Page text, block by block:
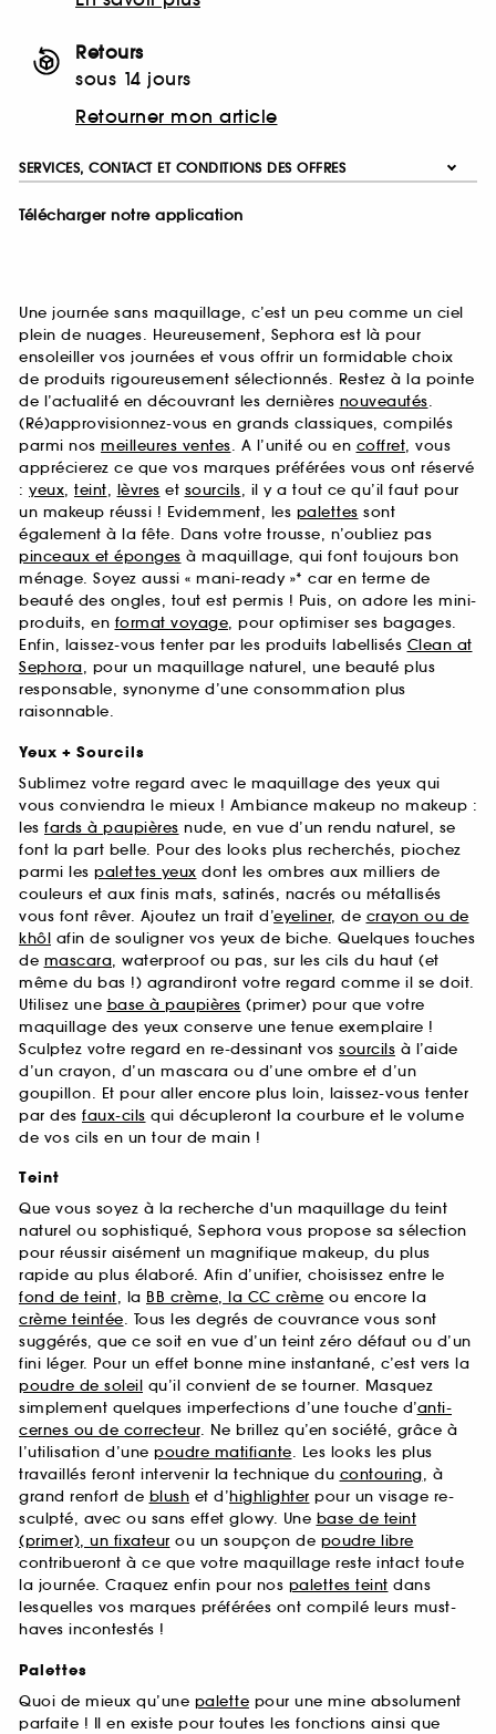
Retours
sous 14 jours
Retourner mon article
SERVICES, CONTACT ET CONDITIONS DES OFFRES
Télécharger notre application
Une journée sans maquillage, c’est un peu comme un ciel
plein de nuages. Heureusement, Sephora est là pour
ensoleiller vos journées et vous offrir un formidable choix
de produits rigoureusement sélectionnés. Restez à la pointe
de l’actualité en découvrant les dernières nouveautés.
(Ré)approvisionnez-vous en grands classiques, compilés
parmi nos meilleures ventes. A l’unité ou en coffret, vous
apprécierez ce que vos marques préférées vous ont réservé
: yeux, teint, lèvres et sourcils, il y a tout ce qu’il faut pour
un makeup réussi ! Evidemment, les palettes sont
également à la fête. Dans votre trousse, n’oubliez pas
pinceaux et éponges à maquillage, qui font toujours bon
ménage. Soyez aussi « mani-ready »* car en terme de
beauté des ongles, tout est permis ! Puis, on adore les mini-
produits, en format voyage, pour optimiser ses bagages.
Enfin, laissez-vous tenter par les produits labellisés Clean at
Sephora, pour un maquillage naturel, une beauté plus
responsable, synonyme d’une consommation plus
raisonnable.
Yeux + Sourcils
Sublimez votre regard avec le maquillage des yeux qui
vous conviendra le mieux ! Ambiance makeup no makeup :
les fards à paupières nude, en vue d’un rendu naturel, se
font la part belle. Pour des looks plus recherchés, piochez
parmi les palettes yeux dont les ombres aux milliers de
couleurs et aux finis mats, satinés, nacrés ou métallisés
vous font rêver. Ajoutez un trait d’eyeliner, de crayon ou de
khôl afin de souligner vos yeux de biche. Quelques touches
de mascara, waterproof ou pas, sur les cils du haut (et
même du bas !) agrandiront votre regard comme il se doit.
Utilisez une base à paupières (primer) pour que votre
maquillage des yeux conserve une tenue exemplaire !
Sculptez votre regard en re-dessinant vos sourcils à l’aide
d’un crayon, d’un mascara ou d’une ombre et d’un
goupillon. Et pour aller encore plus loin, laissez-vous tenter
par des faux-cils qui décupleront la courbure et le volume
de vos cils en un tour de main !
Teint
Que vous soyez à la recherche d'un maquillage du teint
naturel ou sophistiqué, Sephora vous propose sa sélection
pour réussir aisément un magnifique makeup, du plus
rapide au plus élaboré. Afin d’unifier, choisissez entre le
fond de teint, la BB crème, la CC crème ou encore la
crème teintée. Tous les degrés de couvrance vous sont
suggérés, que ce soit en vue d’un teint zéro défaut ou d’un
fini léger. Pour un effet bonne mine instantané, c’est vers la
poudre de soleil qu’il convient de se tourner. Masquez
simplement quelques imperfections d’une touche d’anti-
cernes ou de correcteur. Ne brillez qu’en société, grâce à
l’utilisation d’une poudre matifiante. Les looks les plus
travaillés feront intervenir la technique du contouring, à
grand renfort de blush et d’highlighter pour un visage re-
sculpté, avec ou sans effet glowy. Une base de teint
(primer), un fixateur ou un soupçon de poudre libre
contribueront à ce que votre maquillage reste intact toute
la journée. Craquez enfin pour nos palettes teint dans
lesquelles vos marques préférées ont compilé leurs must-
haves incontestés !
Palettes
Quoi de mieux qu’une palette pour une mine absolument
parfaite ! Il en existe pour toutes les fonctions ainsi que